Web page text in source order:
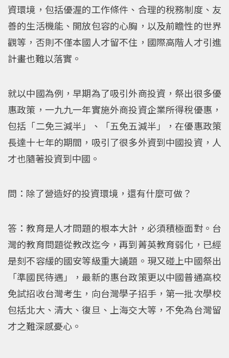
資環境，包括優渥的工作條件、合理的稅務制度、友
善的生活機能、開放包容的心胸，以及前瞻性的世界
觀等，否則不僅本國人才留不住，國際高階人才引進
計畫也難以落實。
就以中國為例，早期為了吸引外商投資，祭出很多優
惠政策，一九九一年實施外商投資企業所得稅優惠，
包括「二免三減半」、「五免五減半」，在優惠政策
長達十七年的期間，吸引了很多外資到中國投資，人
才也隨著投資到中國。
問：除了營造好的投資環境，還有什麼可做？
答：教育是人才問題的根本大計，必須積極面對。台
灣的教育問題從教改迄今，再到菁英教育弱化，已經
是刻不容緩的國安等級重大議題。現又碰上中國祭出
「準國民待遇」，最新的惠台政策更以中國普通高校
免試招收台灣考生，向台灣學子招手，第一批次學校
包括北大、清大、復旦、上海交大等，不免為台灣留
才之難深感憂心。